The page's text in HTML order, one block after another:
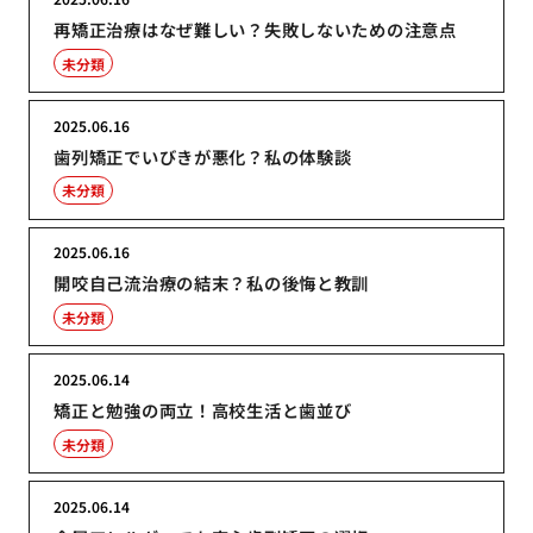
再矯正治療はなぜ難しい？失敗しないための注意点
未分類
歯列矯正でいびきが悪化？私の体験談
2025.06.16
未分類
開咬自己流治療の結末？私の後悔と教訓
2025.06.16
未分類
矯正と勉強の両立！高校生活と歯並び
2025.06.14
未分類
2025.06.14